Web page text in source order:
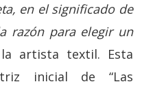
en el significado de
razón para elegir un
artista textil. Esta
inicial de “Las